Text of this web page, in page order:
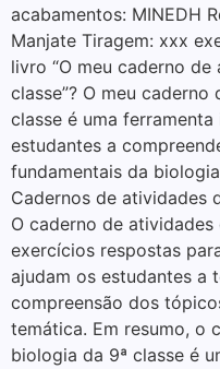
acabamentos: MINEDH
Manjate Tiragem: xxx
livro “O meu caderno
classe”? O meu
classe é uma
estudantes a
fundamentais da
Cadernos de atividades
O caderno de
exercícios respostas
ajudam os estudantes a
compreensão dos
temática. Em resumo, o
biologia da 9ª classe é